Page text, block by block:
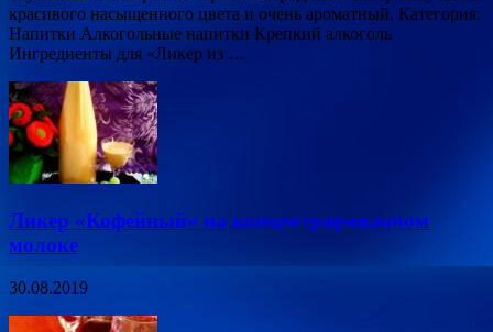
красивого насыщенного цвета и очень ароматный. Категория:
Напитки Алкогольные напитки Крепкий алкоголь
Ингредиенты для «Ликер из …
Ликер «Кофейный» на концентрированном
молоке
30.08.2019